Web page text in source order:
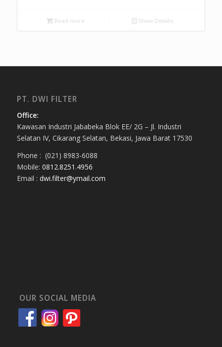
Read more Show Details
PT. DWI FILTER
Office:
Kawasan Industri Jababeka Blok EE/ 2G – Jl. Industri
Selatan IV, Cikarang Selatan, Bekasi, Jawa Barat 17530
Phone : (021) 8983-6088
Mobile: 0812.8251.4956
Email : dwi.filter@ymail.com
OUR SOCIAL MEDIA